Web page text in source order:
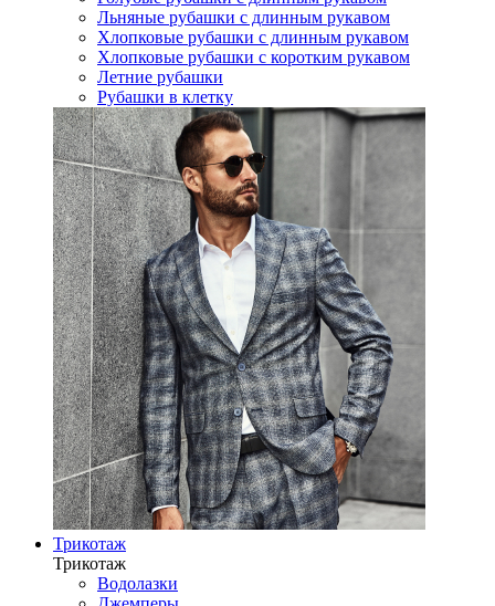
Льняные рубашки с длинным рукавом
Хлопковые рубашки с длинным рукавом
Хлопковые рубашки с коротким рукавом
Летние рубашки
Рубашки в клетку
Трикотаж
Трикотаж
Водолазки